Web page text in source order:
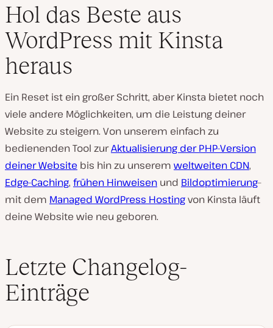
Hol das Beste aus
WordPress mit Kinsta
heraus
Ein Reset ist ein großer Schritt, aber Kinsta bietet noch
viele andere Möglichkeiten, um die Leistung deiner
Website zu steigern. Von unserem einfach zu
bedienenden Tool zurAktualisierung der PHP-Version
deiner Website bis hin zu unserem weltweiten CDN,
Edge-Caching, frühen Hinweisen und Bildoptimierung–
mit dem Managed WordPress Hostingvon Kinsta läuft
deine Website wie neu geboren.
Letzte Changelog-
Einträge